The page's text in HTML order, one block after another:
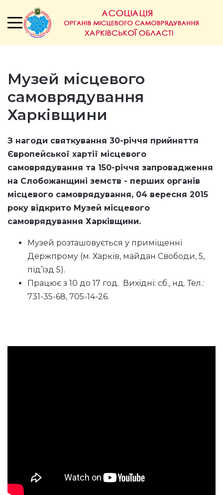
Музей місцевого
самоврядування
Харківщини
З нагоди святкування 30-річчя прийняття
Європейської хартії місцевого
самоврядування та 150-річчя запровадження
на Слобожанщині земств - перших органів
місцевого самоврядування, 04 вересня 2015
року відкрито Музей місцевого
самоврядування Харківщини.
Музей розташовується у приміщенні
Держпрому (м. Харків, майдан Свободи, 5,
під’їзд 5).
Працює з 10 до 17 год. Вихідні: сб., нд. Тел.:
731-35-68, 705-14-26.